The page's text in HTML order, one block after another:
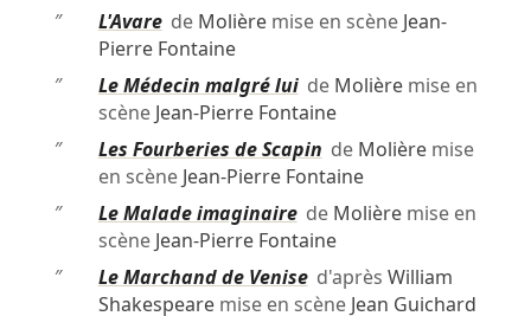
″
L'Avarede Molièremise en scène Jean-
Pierre Fontaine
″
Le Médecin malgré luide Molièremise en
scène Jean-Pierre Fontaine
″
Les Fourberies de Scapin de Molièremise
en scène Jean-Pierre Fontaine
″
Le Malade imaginairede Molièremise en
scène Jean-Pierre Fontaine
″
Le Marchand de Venised'après William
Shakespearemise en scène Jean Guichard